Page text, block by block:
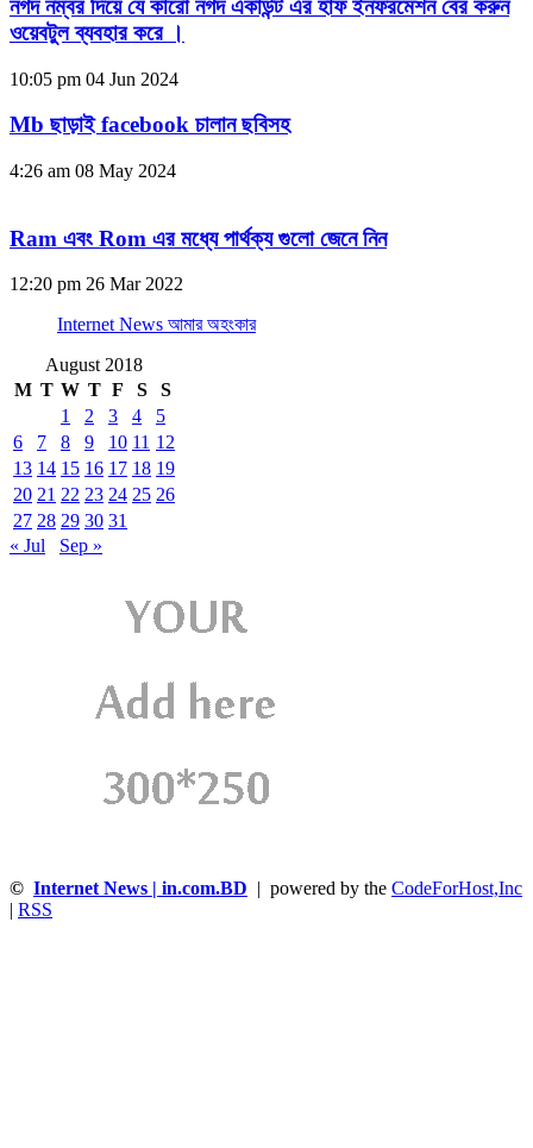
নগদ নম্বর দিয়ে যে কারো নগদ একাউন্ট এর হাফ ইনফরমেশন বের করুন
ওয়েবটুল ব্যবহার করে ।
10:05 pm 04 Jun 2024
Mb ছাড়াই facebook চালান ছবিসহ
4:26 am 08 May 2024
Ram এবং Rom এর মধ্যে পার্থক্য গুলো জেনে নিন
12:20 pm 26 Mar 2022
Internet News আমার অহংকার
August 2018
M T W T F S
S
1
2 3 4
5
6
7 8 9 10 11 12
13 14 15 16 17 18 19
20 21 22 23 24 25 26
27 28 29 30 31
« Jul
Sep »
© Internet News | in.com.BD | powered by the CodeForHost,Inc
RSS